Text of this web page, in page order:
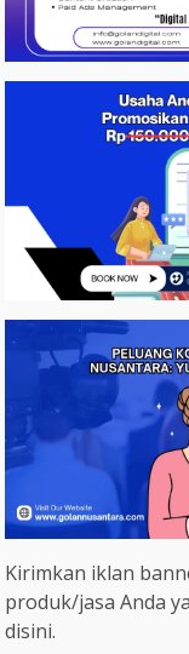
Kirimkan iklan
produk/jasa Anda
disini.